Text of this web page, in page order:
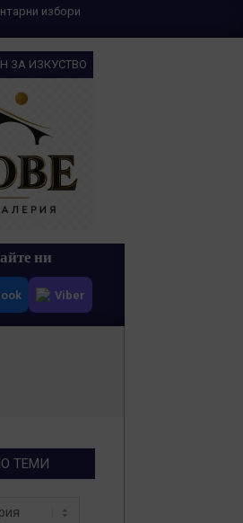
избори
ЗА ИЗКУСТВО
ни
Viber
ТЕМИ